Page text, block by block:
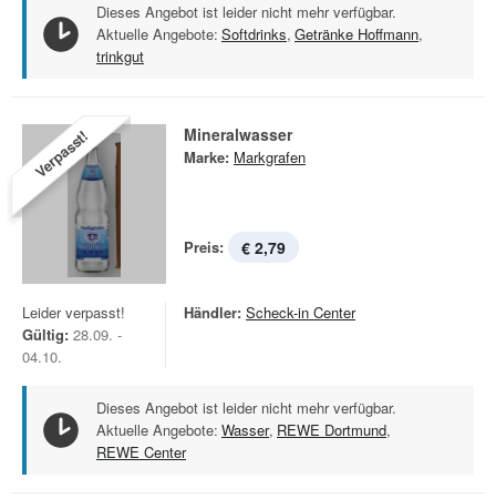
Dieses Angebot ist leider nicht mehr verfügbar.
Aktuelle Angebote: Softdrinks, Getränke Hoffmann,
trinkgut
Verpasst! Mineralwasser
Marke: Markgrafen
Preis: € 2,79
Leider verpasst!
Gültig: 28.09. -
04.10.
Händler: Scheck-in Center
Dieses Angebot ist leider nicht mehr verfügbar.
Aktuelle Angebote: Wasser, REWE Dortmund,
REWE Center